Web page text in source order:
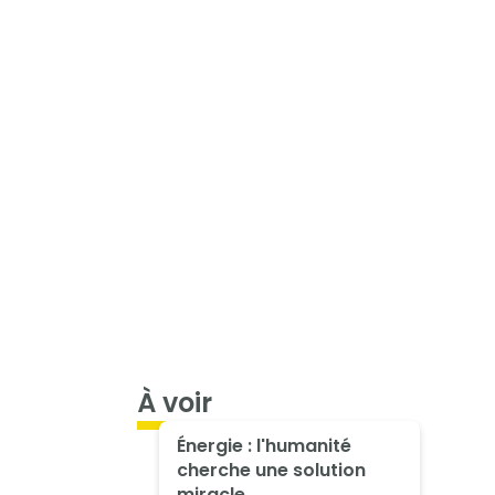
À voir
Énergie : l'humanité
cherche une solution